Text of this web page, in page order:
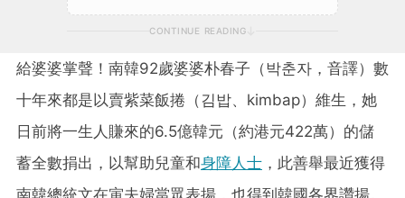
CONTINUE READING
給婆婆掌聲！南韓92歲婆婆朴春子（박춘자，音譯）數
十年來都是以賣紫菜飯捲（김밥、kimbap）維生，她
日前將一生人賺來的6.5億韓元（約港元422萬）的儲
蓄全數捐出，以幫助兒童和身障人士 ，此善舉最近獲得
南韓總統文在寅夫婦當眾表揚，也得到韓國各界讚揚。